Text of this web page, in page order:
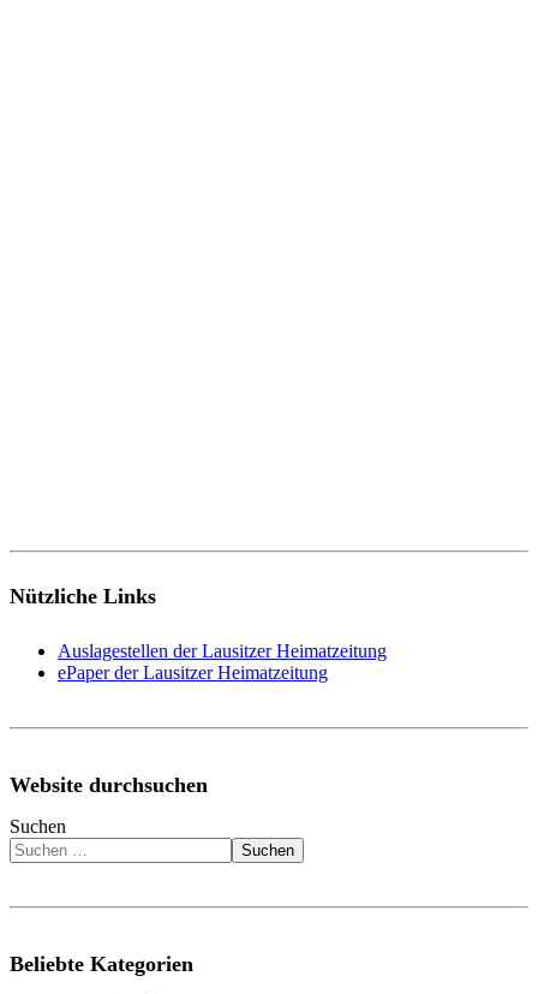
Nützliche Links
Auslagestellen der Lausitzer Heimatzeitung
ePaper der Lausitzer Heimatzeitung
Website durchsuchen
Suchen
Suchen
Beliebte Kategorien